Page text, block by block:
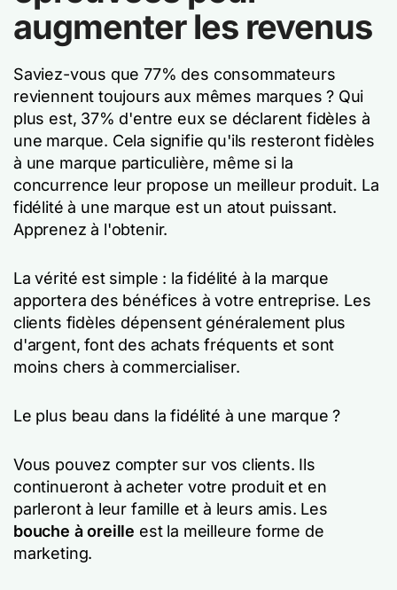
augmenter les revenus
Saviez-vous que 77% des consommateurs
reviennent toujours aux mêmes marques ? Qui
plus est, 37% d'entre eux se déclarent fidèles à
une marque. Cela signifie qu'ils resteront fidèles
à une marque particulière, même si la
concurrence leur propose un meilleur produit. La
fidélité à une marque est un atout puissant.
Apprenez à l'obtenir.
La vérité est simple : la fidélité à la marque
apportera des bénéfices à votre entreprise. Les
clients fidèles dépensent généralement plus
d'argent, font des achats fréquents et sont
moins chers à commercialiser.
Le plus beau dans la fidélité à une marque ?
Vous pouvez compter sur vos clients. Ils
continueront à acheter votre produit et en
parleront à leur famille et à leurs amis. Les
bouche à oreille est la meilleure forme de
marketing.